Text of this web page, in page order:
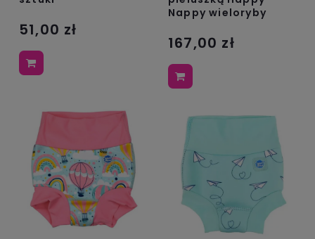
51,00 zł
Nappy wieloryby
167,00 zł